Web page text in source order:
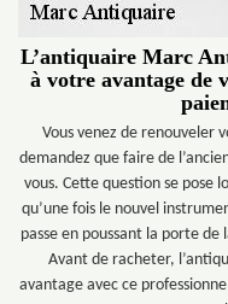
L’antiquaire Marc
à votre avantage de
Vous venez de renouveler
demandez que faire de
vous. Cette question se pose
qu’une fois le nouvel
passe en poussant la porte
Avant de racheter,
avantage avec ce